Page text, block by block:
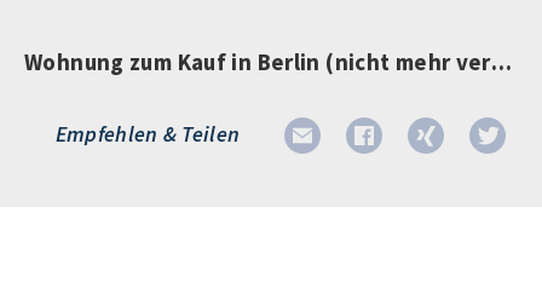
Wohnung zum Kauf in Berlin (nicht mehr verfügbar)
Empfehlen & Teilen